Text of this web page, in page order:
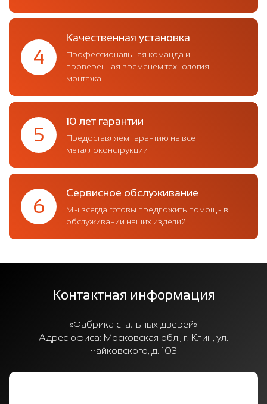
4
Качественная установка
Профессиональная команда и
проверенная временем технология
монтажа
5
10 лет гарантии
Предоставляем гарантию на все
металлоконструкции
6
Сервисное обслуживание
Мы всегда готовы предложить помощь в
обслуживании наших изделий
Контактная информация
«Фабрика стальных дверей»
Адрес офиса: Московская обл., г. Клин, ул.
Чайковского, д. 103